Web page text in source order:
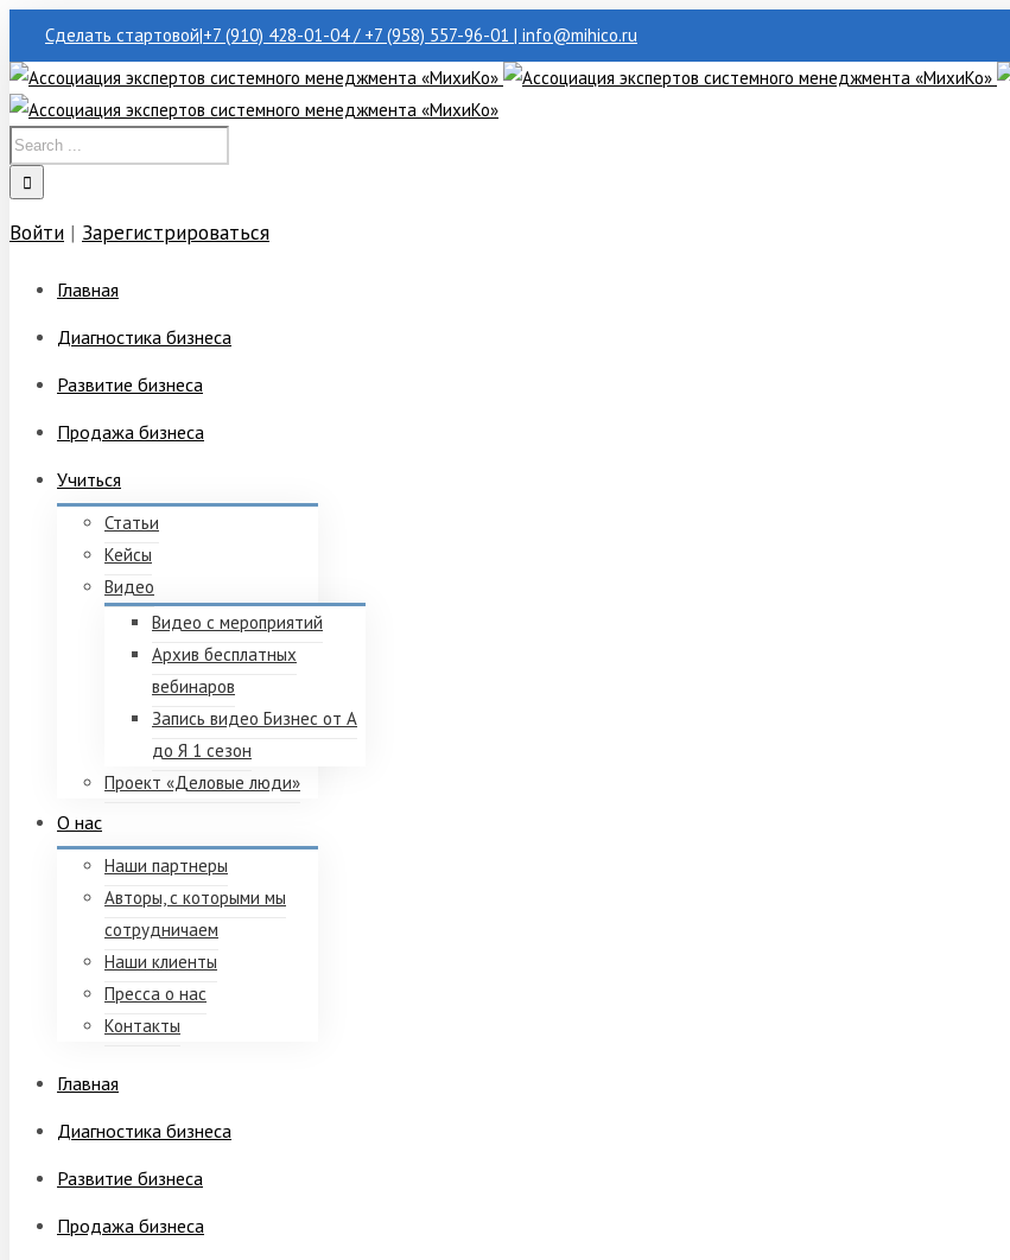
Сделать стартовой|+7 (910) 428-01-04 / +7 (958) 557-96-01 | info@mihico.ru
Войти | Зарегистрироваться
Главная
Диагностика бизнеса
Развитие бизнеса
Продажа бизнеса
Учиться
Статьи
Кейсы
Видео
Видео с мероприятий
Архив бесплатных
вебинаров
Запись видео Бизнес от А
до Я 1 сезон
Проект «Деловые люди»
О нас
Наши партнеры
Авторы, с которыми мы
сотрудничаем
Наши клиенты
Пресса о нас
Контакты
Главная
Диагностика бизнеса
Развитие бизнеса
Продажа бизнеса